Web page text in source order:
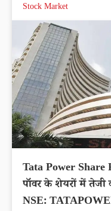
Stock Market
Tata Power
पॉवर के शेयरों में
NSE: